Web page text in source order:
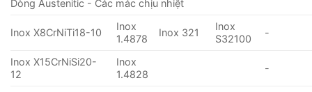
Dòng Austenitic - Các mác chịu nhiệt
Inox X8CrNiTi18-10
Inox
1.4878
Inox 321
Inox
S32100
-
Inox X15CrNiSi20-
12
Inox
1.4828
-